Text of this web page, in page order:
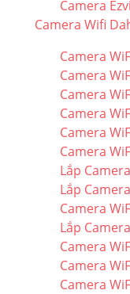
Camera
Camera Wifi
Camera
Camera
Camera
Camera
Camera
Camera
Lắp
Lắp
Camera
Lắp
Camera
Camera
Camera